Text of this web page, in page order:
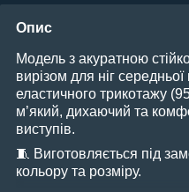
Опис
Модель з акуратною
вирізом для ніг
еластичного трикотажу
м’який, дихаючий та
виступів.
🧵 Виготовляється під
кольору та розміру.